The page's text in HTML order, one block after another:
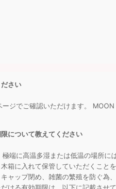
さい
ージでご確認いただけます。
について教えてください
端に高温多湿または低温の場所に
箱に入れて保管していただくこと
ャップ閉め、雑菌の繁殖を防ぐ為